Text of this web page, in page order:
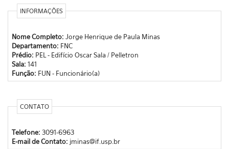
INFORMAÇÕES
Nome Completo: Jorge Henrique de Paula Minas
Departamento: FNC
Prédio: PEL - Edifício Oscar Sala / Pelletron
Sala: 141
Função: FUN - Funcionário(a)
CONTATO
Telefone: 3091-6963
E-mail de Contato: jminas@if.usp.br